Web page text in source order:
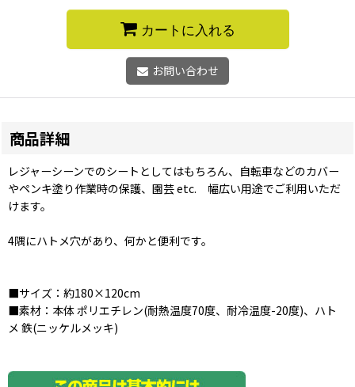
カートに入れる
お問い合わせ
商品詳細
レジャーシーンでのシートとしてはもちろん、自転車などのカバー
やペンキ塗り作業時の保護、園芸 etc. 幅広い用途でご利用いただ
けます。
4隅にハトメ穴があり、何かと便利です。
■サイズ：約180×120cm
■素材：本体 ポリエチレン(耐熱温度70度、耐冷温度-20度)、ハト
メ 鉄(ニッケルメッキ)